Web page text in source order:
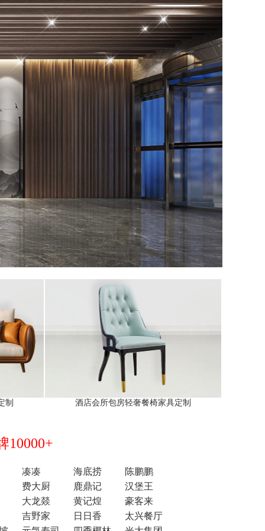
制 酒店会所包房轻奢餐椅家具定制
10000+
凑凑 海底捞
陈鹏鹏
费大厨
鹿鼎记
汉堡王
大龙燚
黄记煌
豪客来
吉野家
日日香
太兴餐厅